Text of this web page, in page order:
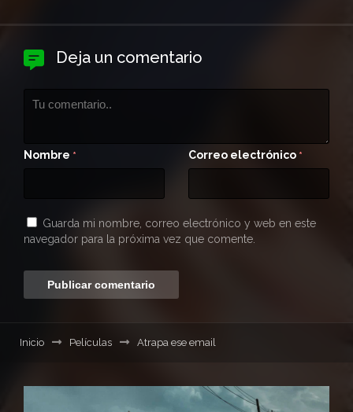
Deja un comentario
Nombre * Correo electrónico *
Guarda mi nombre, correo electrónico y web en este
navegador para la próxima vez que comente.
Inicio Películas Atrapa ese email